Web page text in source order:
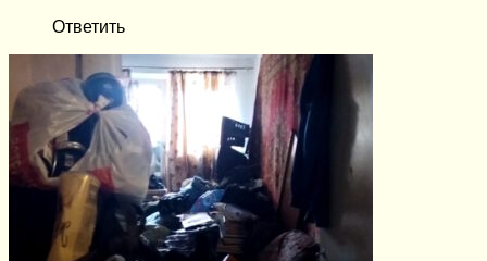
Ответить